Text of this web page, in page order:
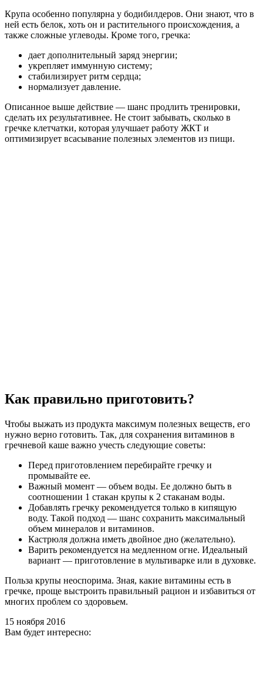
Крупа особенно популярна у бодибилдеров. Они знают, что в
ней есть белок, хоть он и растительного происхождения, а
также сложные углеводы. Кроме того, гречка:
дает дополнительный заряд энергии;
укрепляет иммунную систему;
стабилизирует ритм сердца;
нормализует давление.
Описанное выше действие — шанс продлить тренировки,
сделать их результативнее. Не стоит забывать, сколько в
гречке клетчатки, которая улучшает работу ЖКТ и
оптимизирует всасывание полезных элементов из пищи.
Как правильно приготовить?
Чтобы выжать из продукта максимум полезных веществ, его
нужно верно готовить. Так, для сохранения витаминов в
гречневой каше важно учесть следующие советы:
Перед приготовлением перебирайте гречку и
промывайте ее.
Важный момент — объем воды. Ее должно быть в
соотношении 1 стакан крупы к 2 стаканам воды.
Добавлять гречку рекомендуется только в кипящую
воду. Такой подход — шанс сохранить максимальный
объем минералов и витаминов.
Кастрюля должна иметь двойное дно (желательно).
Варить рекомендуется на медленном огне. Идеальный
вариант — приготовление в мультиварке или в духовке.
Польза крупы неоспорима. Зная, какие витамины есть в
гречке, проще выстроить правильный рацион и избавиться от
многих проблем со здоровьем.
15 ноября 2016
Вам будет интересно: